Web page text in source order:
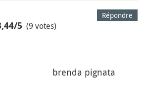
Répondre
/5 (9 votes)
brenda pignata